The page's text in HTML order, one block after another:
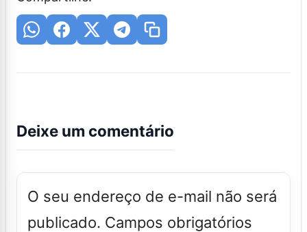
Deixe um comentário
O seu endereço de e-mail não será
publicado. Campos obrigatórios